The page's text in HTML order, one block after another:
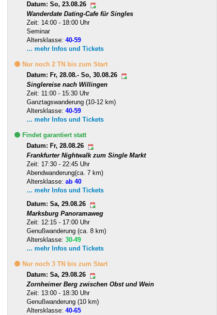
Datum: So, 23.08.26
Wanderdate Dating-Cafe für Singles
Zeit: 14:00 - 18:00 Uhr
Seminar
Altersklasse: 40-59
... mehr Infos und Tickets
🟡 Nur noch 2 TN bis zum Start
Datum: Fr, 28.08.- So, 30.08.26
Singlereise nach Willingen
Zeit: 11:00 - 15:30 Uhr
Ganztagswanderung (10-12 km)
Altersklasse: 40-59
... mehr Infos und Tickets
🟢 Findet garantiert statt
Datum: Fr, 28.08.26
Frankfurter Nightwalk zum Single Markt
Zeit: 17:30 - 22:45 Uhr
Abendwanderung(ca. 7 km)
Altersklasse: ab 40
... mehr Infos und Tickets
Datum: Sa, 29.08.26
Marksburg Panoramaweg
Zeit: 12:15 - 17:00 Uhr
Genußwanderung (ca. 8 km)
Altersklasse: 30-49
... mehr Infos und Tickets
🟡 Nur noch 3 TN bis zum Start
Datum: Sa, 29.08.26
Zornheimer Berg zwischen Obst und Wein
Zeit: 13:00 - 18:30 Uhr
Genußwanderung (10 km)
Altersklasse: 40-65